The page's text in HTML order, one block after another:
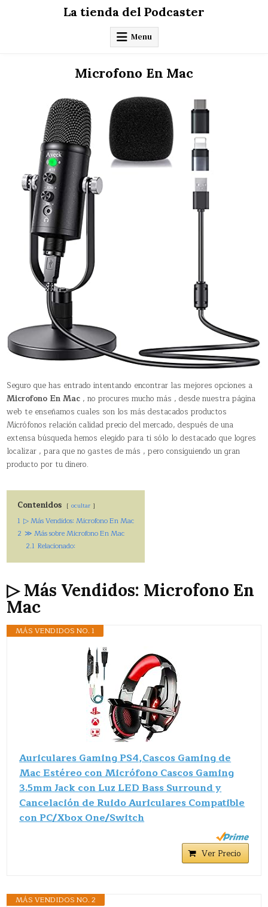
La tienda del Podcaster
Menu
Microfono En Mac
Seguro que has entrado intentando encontrar las mejores opciones a
Microfono En Mac , no procures mucho más , desde nuestra página
web te enseñamos cuales son los más destacados productos
Micrófonos relación calidad precio del mercado, después de una
extensa búsqueda hemos elegido para ti sólo lo destacado que logres
localizar , para que no gastes de más , pero consiguiendo un gran
producto por tu dinero.
Contenidos ocultar
1 ▷ Más Vendidos: Microfono En Mac
2 ≫ Más sobre Microfono En Mac
2.1 Relacionado:
▷ Más Vendidos: Microfono En
Mac
MÁS VENDIDOS NO. 1
Auriculares Gaming PS4,Cascos Gaming de
Mac Estéreo con Micrófono Cascos Gaming
3.5mm Jack con Luz LED Bass Surround y
Cancelación de Ruido Auriculares Compatible
con PC/Xbox One/Switch
Ver Precio
MÁS VENDIDOS NO. 2